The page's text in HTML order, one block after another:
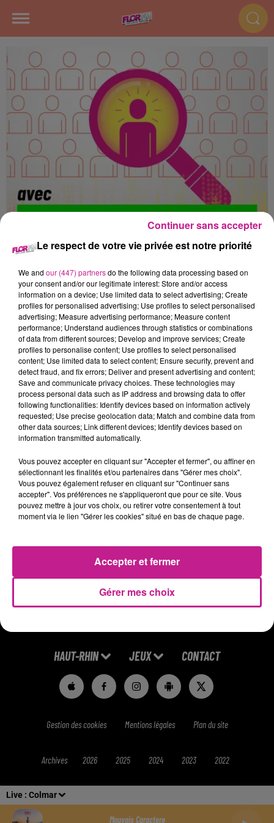
Live : Colmar
Mauvais Caractere
FACTEUR / FACTRICE VOITURE
(H/F)
Bartenheim
Missions : Réaliser les travaux de préparation et la
distribution de l'ensemble du courrier et des colis qui vous
sont confiés,
développer une relation client de qualité et contribuer à la
satisfaction des clients sur votre tournée.
Horaires du lundi au samedi de 8h15-12h00 / 12h45 à
16h00 avec un jour de repos par semaine.
HAUT-RHIN JEUX CONTACT
Gestion des cookies Mentions légales Plan du site
Archives 2026 2025 2024 2023 2022
Le respect de votre vie privée est notre priorité
We and our (447) partnersdo the following data processing based on
your consent and/or our legitimate interest: Store and/or access
information on a device; Use limited data to select advertising; Create
profiles for personalised advertising; Use profiles to select personalised
advertising; Measure advertising performance; Measure content
performance; Understand audiences through statistics or combinations
of data from different sources; Develop and improve services; Create
profiles to personalise content; Use profiles to select personalised
content; Use limited data to select content; Ensure security, prevent and
detect fraud, and fix errors; Deliver and present advertising and content;
Save and communicate privacy choices. These technologies may
process personal data such as IP address and browsing data to offer
following functionalities: Identify devices based on information actively
requested; Use precise geolocation data; Match and combine data from
other data sources; Link different devices; Identify devices based on
information transmitted automatically.
Vous pouvez accepter en cliquant sur "Accepter et fermer", ou affiner en
sélectionnant les finalités et/ou partenaires dans "Gérer mes choix".
Vous pouvez également refuser en cliquant sur "Continuer sans
accepter". Vos préférences ne s'appliqueront que pour ce site. Vous
pouvez mettre à jour vos choix, ou retirer votre consentement à tout
moment via le lien "Gérer les cookies" situé en bas de chaque page.
Gérer mes choix
Accepter et fermer
Continuer sans accepter